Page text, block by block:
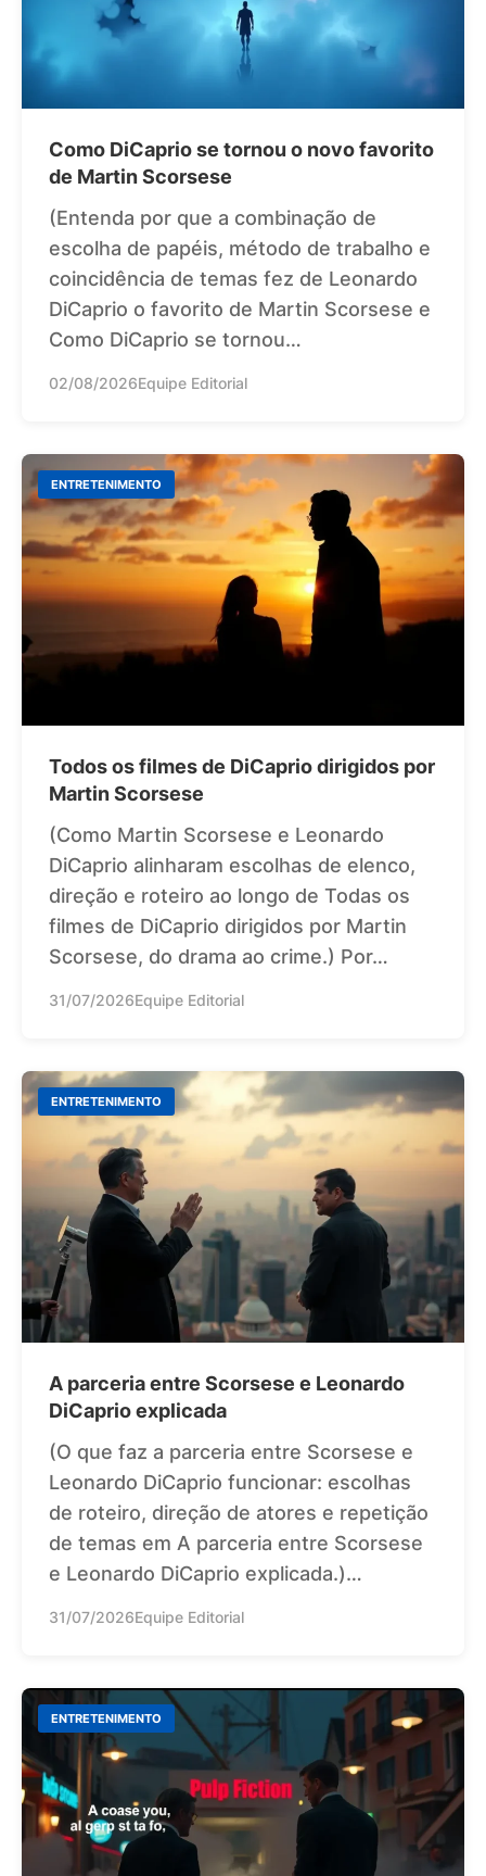
Como DiCaprio se tornou o novo favorito
de Martin Scorsese
(Entenda por que a combinação de
escolha de papéis, método de trabalho e
coincidência de temas fez de Leonardo
DiCaprio o favorito de Martin Scorsese e
Como DiCaprio se tornou…
02/08/2026Equipe Editorial
ENTRETENIMENTO
Todos os filmes de DiCaprio dirigidos por
Martin Scorsese
(Como Martin Scorsese e Leonardo
DiCaprio alinharam escolhas de elenco,
direção e roteiro ao longo de Todas os
filmes de DiCaprio dirigidos por Martin
Scorsese, do drama ao crime.) Por…
31/07/2026Equipe Editorial
ENTRETENIMENTO
A parceria entre Scorsese e Leonardo
DiCaprio explicada
(O que faz a parceria entre Scorsese e
Leonardo DiCaprio funcionar: escolhas
de roteiro, direção de atores e repetição
de temas em A parceria entre Scorsese
e Leonardo DiCaprio explicada.)…
31/07/2026Equipe Editorial
ENTRETENIMENTO